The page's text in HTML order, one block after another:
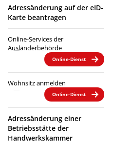
Adressänderung auf der eID-
Karte beantragen
Online-Services der
Ausländerbehörde
Online-Dienst
Wohnsitz anmelden
Online-Dienst
Adressänderung einer
Betriebsstätte der
Handwerkskammer